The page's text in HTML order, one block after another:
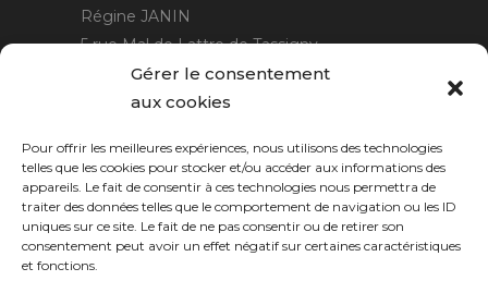
Gérer le consentement
aux cookies
Pour offrir les meilleures expériences, nous utilisons des technologies
telles que les cookies pour stocker et/ou accéder aux informations des
appareils. Le fait de consentir à ces technologies nous permettra de
traiter des données telles que le comportement de navigation ou les ID
uniques sur ce site. Le fait de ne pas consentir ou de retirer son
consentement peut avoir un effet négatif sur certaines caractéristiques
et fonctions.
Régine JANIN
5 rue Mal de Lattre de Tassigny
21220 Gevrey Chambertin
06 15 15 80 29
Horaires :sur rendez-vous.